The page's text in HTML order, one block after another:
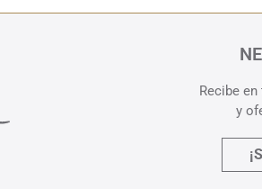
Recibe
y